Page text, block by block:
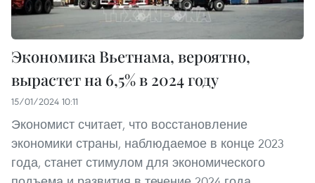
Экономика Вьетнама, вероятно,
вырастет на 6,5% в 2024 году
15/01/2024 10:11
Экономист считает, что восстановление
экономики страны, наблюдаемое в конце 2023
года, станет стимулом для экономического